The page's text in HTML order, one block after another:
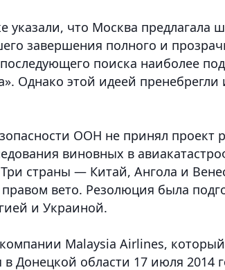
указали, что Москва предлагала
завершения полного и
поиска наиболее
Однако этой идеей
ООН не принял проект
виновных в
страны — Китай, Ангола и
правом вето. Резолюция была
и Украиной.
Malaysia Airlines,
в Донецкой области 17 июля 2014